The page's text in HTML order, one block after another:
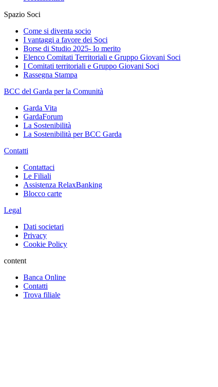
Spazio Soci
Come si diventa socio
I vantaggi a favore dei Soci
Borse di Studio 2025- Io merito
Elenco Comitati Territoriali e Gruppo Giovani Soci
I Comitati territoriali e Gruppo Giovani Soci
Rassegna Stampa
BCC del Garda per la Comunità
Garda Vita
GardaForum
La Sostenibilità
La Sostenibilità per BCC Garda
Contatti
Contattaci
Le Filiali
Assistenza RelaxBanking
Blocco carte
Legal
Dati societari
Privacy
Cookie Policy
content
Banca Online
Contatti
Trova filiale